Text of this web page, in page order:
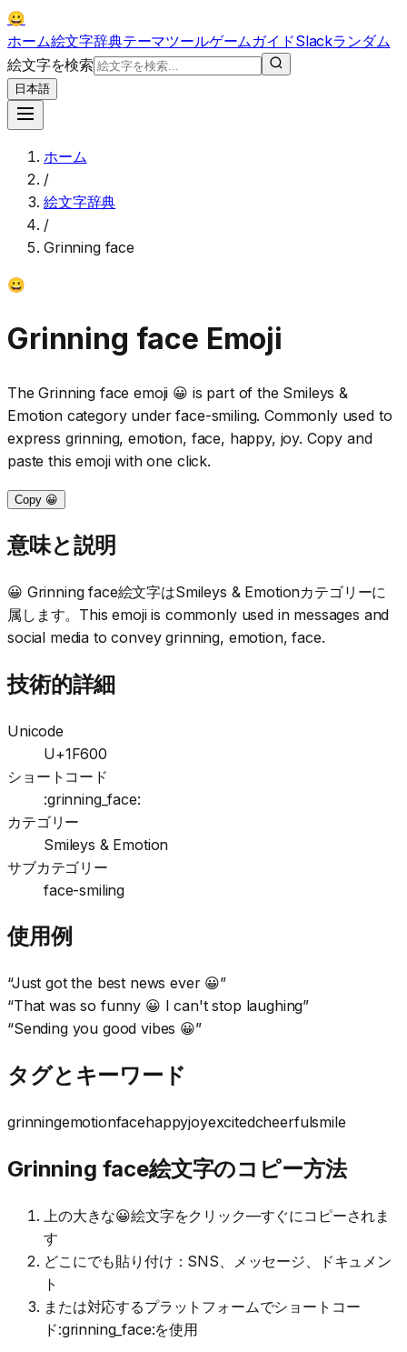
😀
ホーム絵文字辞典テーマツールゲームガイドSlackランダム
絵文字を検索
日本語
ホーム
/
絵文字辞典
/
Grinning face
😀
Grinning face Emoji
The Grinning face emoji 😀 is part of the Smileys &
Emotion category under face-smiling. Commonly used to
express grinning, emotion, face, happy, joy. Copy and
paste this emoji with one click.
Copy 😀
意味と説明
😀 Grinning face絵文字はSmileys & Emotionカテゴリーに
属します。This emoji is commonly used in messages and
social media to convey grinning, emotion, face.
技術的詳細
Unicode
U+1F600
ショートコード
:grinning_face:
カテゴリー
Smileys & Emotion
サブカテゴリー
face-smiling
使用例
“Just got the best news ever 😀”
“That was so funny 😀 I can't stop laughing”
“Sending you good vibes 😀”
タグとキーワード
grinningemotionfacehappyjoyexcitedcheerfulsmile
Grinning face絵文字のコピー方法
上の大きな😀絵文字をクリック—すぐにコピーされま
す
どこにでも貼り付け：SNS、メッセージ、ドキュメン
ト
または対応するプラットフォームでショートコー
ド:grinning_face:を使用